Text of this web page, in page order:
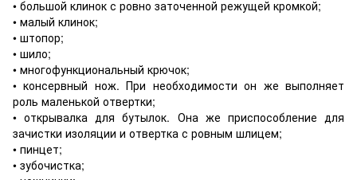
• большой клинок с ровно заточенной режущей кромкой;
• малый клинок;
• штопор;
• шило;
• многофункциональный крючок;
• консервный нож. При необходимости он же выполняет
роль маленькой отвертки;
• открывалка для бутылок. Она же приспособление для
зачистки изоляции и отвертка с ровным шлицем;
• пинцет;
• зубочистка;